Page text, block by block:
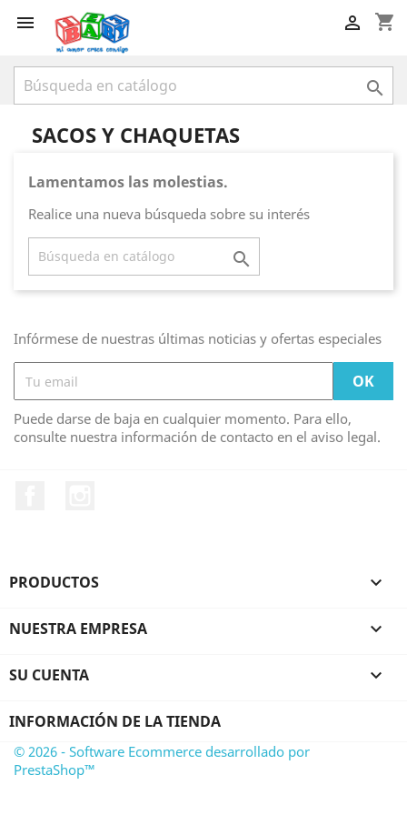
 shopping_cart


SACOS Y CHAQUETAS
Lamentamos las molestias.
Realice una nueva búsqueda sobre su interés

Infórmese de nuestras últimas noticias y ofertas especiales
Puede darse de baja en cualquier momento. Para ello,
consulte nuestra información de contacto en el aviso legal.
PRODUCTOS 
NUESTRA EMPRESA 
SU CUENTA 
INFORMACIÓN DE LA TIENDA
© 2026 - Software Ecommerce desarrollado por
PrestaShop™